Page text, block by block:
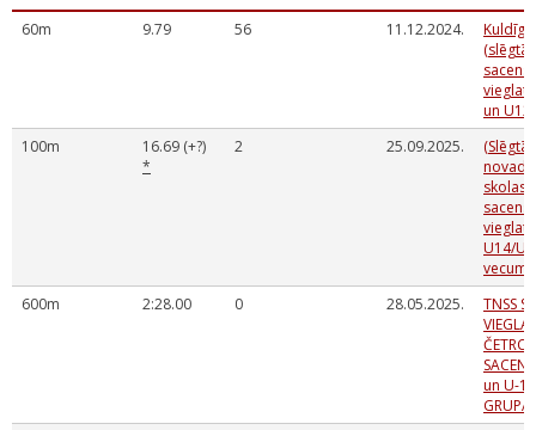
60m 9.79 56 11.12.2024.
un U12
100m
16.69 (+?)
*
2 25.09.2025.
skolas
U14/
600m
2:28.00 0 28.05.2025.
TNSS
un U-
GRUPĀ